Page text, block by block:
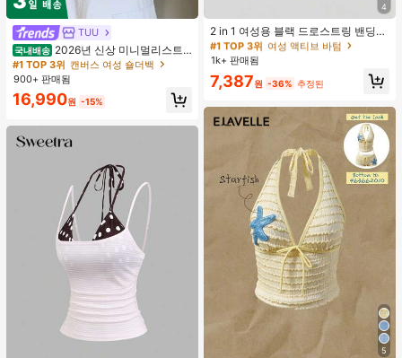
TUU
국내배송 2026년 신상 미니멀리스트
도트 캔버스 토트백, 대용량 캐주얼 다
용도 통근 숄더 핸드백
#1 TOP 3위 캔버스 여성 숄더백
900+ 판매됨
16,990원 -15%
4
2 in 1 여성용 블랙 드로스트링 밴딩
허리 곡선 밑단 캐주얼 러닝 트레이닝
운동 반바지
높은 재방문 고객
#1 TOP 3위 여성 액티브 바텀
높은 재방문 고객
#1 TOP 3위 여성 액티브 바텀
높은 재방문 고객
#1 TOP 3위
여성 액티브 바텀
높은 재방문 고객
1k+ 판매됨
7,387원 -36% 추정된
5